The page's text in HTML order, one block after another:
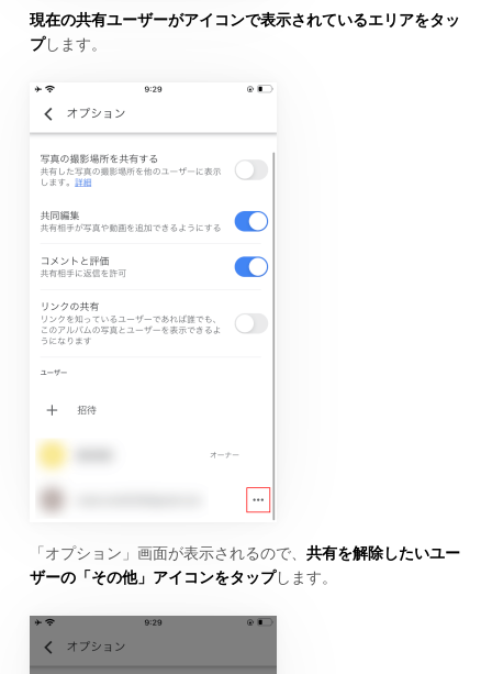
現在の共有ユーザーがアイコンで表示されているエリアをタッ
プします。
「オプション」画面が表示されるので、 共有を解除したいユー
ザーの「その他」アイコンをタップします。